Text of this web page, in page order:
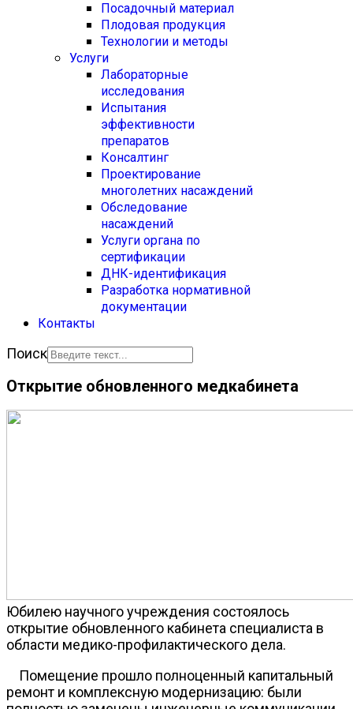
Посадочный материал
Плодовая продукция
Технологии и методы
Услуги
Лабораторные
исследования
Испытания
эффективности
препаратов
Консалтинг
Проектирование
многолетних насаждений
Обследование
насаждений
Услуги органа по
сертификации
ДНК-идентификация
Разработка нормативной
документации
Контакты
Поиск
Открытие обновленного медкабинета
Юбилею научного учреждения состоялось
открытие обновленного кабинета специалиста в
области медико-профилактического дела.
Помещение прошло полноценный капитальный
ремонт и комплексную модернизацию: были